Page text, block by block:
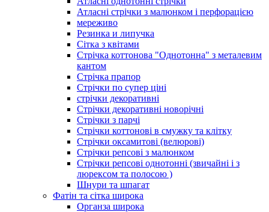
Атласні стрічки з малюнком і перфорацією
мереживо
Резинка и липучка
Сітка з квітами
Стрічка коттонова "Однотонна" з металевим
кантом
Стрічка прапор
Стрічки по супер ціні
стрічки декоративні
Стрічки декоративні новорічні
Стрічки з парчі
Стрічки коттонові в смужку та клітку
Стрічки оксамитові (велюрові)
Стрічки репсові з малюнком
Стрічки репсові однотонні (звичайні і з
люрексом та полосою )
Шнури та шпагат
Фатін та сітка широка
Органза широка